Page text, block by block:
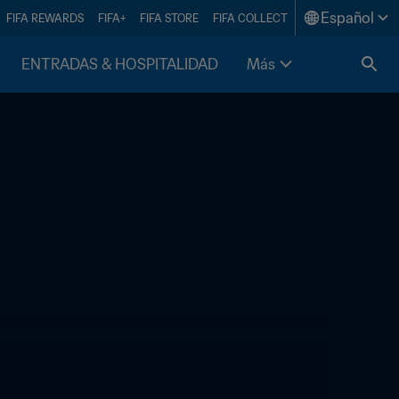
FIFA REWARDS FIFA+ FIFA STORE FIFA COLLECT Español
ENTRADAS & HOSPITALIDAD Más